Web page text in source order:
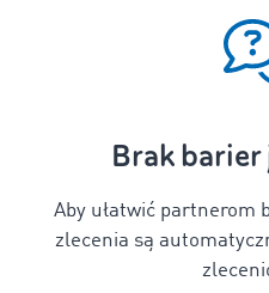
Brak
Aby ułatwić partnerom
zlecenia są